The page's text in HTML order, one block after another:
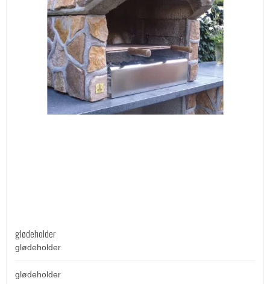
glødeholder
glødeholder
glødeholder